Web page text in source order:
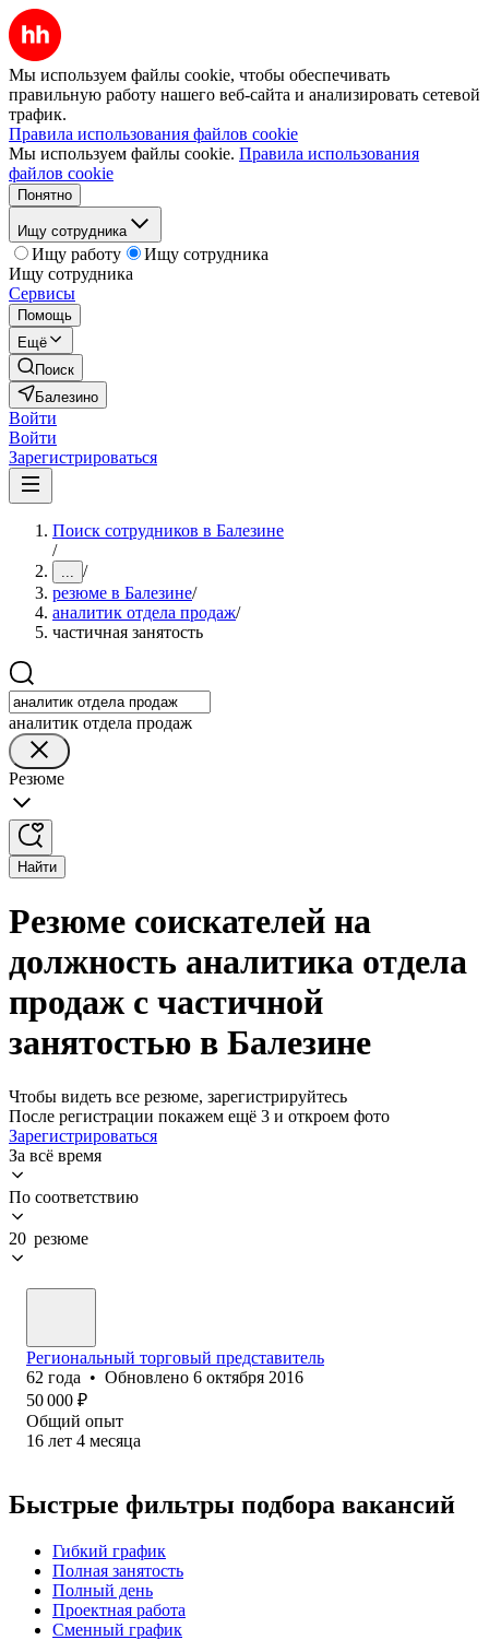
Мы используем файлы cookie, чтобы обеспечивать
правильную работу нашего веб-сайта и анализировать сетевой
трафик.
Правила использования файлов cookie
Мы используем файлы cookie. Правила использования
файлов cookie
Понятно
Ищу сотрудника
Ищу работу
Ищу сотрудника
Ищу сотрудника
Сервисы
Помощь
Ещё
Поиск
Балезино
Войти
Войти
Зарегистрироваться
Поиск сотрудников в Балезине
/
... /
резюме в Балезине/
аналитик отдела продаж/
частичная занятость
аналитик отдела продаж
Резюме
Найти
Резюме соискателей на
должность аналитика отдела
продаж с частичной
занятостью в Балезине
Чтобы видеть все резюме, зарегистрируйтесь
После регистрации покажем ещё 3 и откроем фото
Зарегистрироваться
За всё время
По соответствию
20 резюме
Региональный торговый представитель
62 года • Обновлено 6 октября 2016
50 000 ₽
Общий опыт
16 лет 4 месяца
Быстрые фильтры подбора вакансий
Гибкий график
Полная занятость
Полный день
Проектная работа
Сменный график